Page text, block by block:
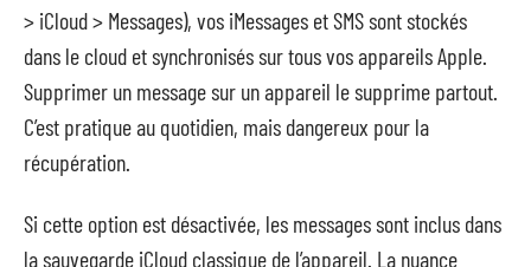
> iCloud > Messages), vos iMessages et SMS sont stockés
dans le cloud et synchronisés sur tous vos appareils Apple.
Supprimer un message sur un appareil le supprime partout.
C’est pratique au quotidien, mais dangereux pour la
récupération.
Si cette option est désactivée, les messages sont inclus dans
la sauvegarde iCloud classique de l’appareil. La nuance